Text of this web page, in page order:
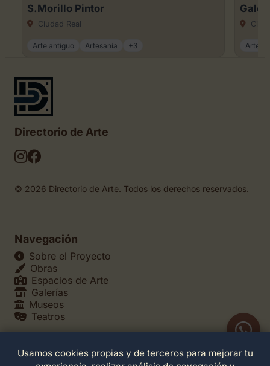
S.Morillo Pintor
Ciudad Real
Arte antiguo Artesanía +3 Arte
Directorio de Arte
© 2026 Directorio de Arte. Todos los derechos reservados.
Navegación
Sobre el Proyecto
Obras
Espacios de Arte
Galerías
Museos
Teatros
Legales
Usamos cookies propias y de terceros para mejorar tu